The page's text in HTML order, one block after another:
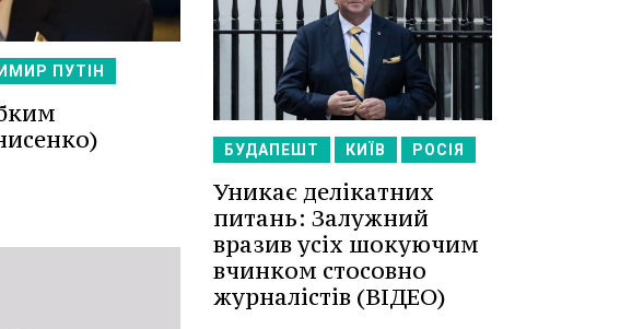
ПУТІН
БУДАПЕШТ КИЇВ РОСІЯ
Уникає делікатних
питань: Залужний
вразив усіх шокуючим
вчинком стосовно
журналістів (ВІДЕО)